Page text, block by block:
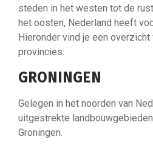
steden in het westen tot de
het oosten, Nederland heeft
Hieronder vind je een
provincies:
GRONINGEN
Gelegen in het noorden van
uitgestrekte
Groningen.